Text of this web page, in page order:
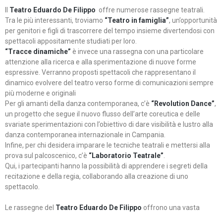
Teatro Eduardo De Filippo offre numerose rassegne teatrali.
Tra le più interessanti, troviamo “Teatro in famiglia”, un’opportunità
per genitori e figli di trascorrere del tempo insieme divertendosi con
spettacoli appositamente studiati per loro.
“Tracce dinamiche” è invece una rassegna con una particolare
attenzione alla ricerca e alla sperimentazione di nuove forme
espressive. Verranno proposti spettacoli che rappresentano il
dinamico evolvere del teatro verso forme di comunicazioni sempre
più moderne e originali
Per gli amanti della danza contemporanea, c’è “Revolution Dance”,
un progetto che segue il nuovo flusso dell’arte coreutica e delle
svariate sperimentazioni con l’obiettivo di dare visibilità e lustro alla
danza contemporanea internazionale in Campania.
Infine, per chi desidera imparare le tecniche teatrali e mettersi alla
prova sul palcoscenico, c’è “Laboratorio Teatrale”
Qui, i partecipanti hanno la possibilità di apprendere i segreti della
recitazione e della regia, collaborando alla creazione di uno
spettacolo.
Le rassegne del Teatro Eduardo De Filippo offrono una vasta